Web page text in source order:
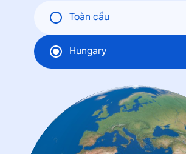
Toàn cầu
Hungary